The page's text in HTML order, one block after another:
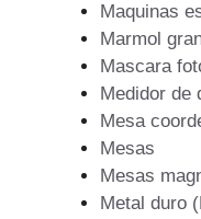
Maquinas
Marmol
Mascara
Medidor de
Mesa
Mesas
Mesas
Metal duro